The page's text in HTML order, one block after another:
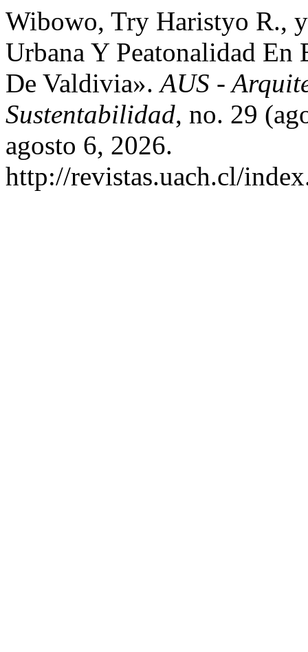
Wibowo, Try Haristyo R.,
Urbana Y Peatonalidad En
De Valdivia».AUS -
Sustentabilidad, no. 29
agosto 6, 2026.
http://revistas.uach.cl/